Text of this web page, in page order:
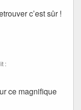
c’est sûr !
:
ce magnifique